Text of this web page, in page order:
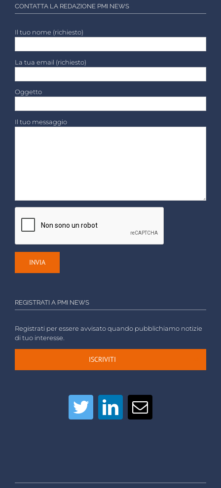
CONTATTA LA REDAZIONE PMI NEWS
Il tuo nome (richiesto)
La tua email (richiesto)
Oggetto
Il tuo messaggio
REGISTRATI A PMI NEWS
Registrati per essere avvisato quando pubblichiamo notizie
di tuo interesse.
ISCRIVITI